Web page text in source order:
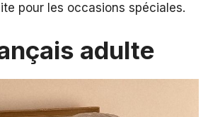
pour les occasions spéciales.
adulte